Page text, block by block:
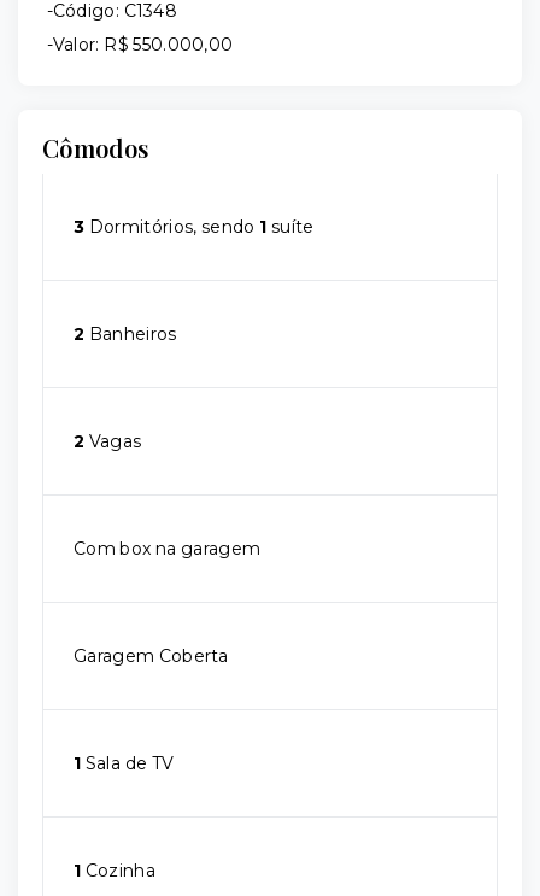
-Código: C1348
-Valor: R$ 550.000,00
Cômodos
3 Dormitórios, sendo 1 suíte
2 Banheiros
2 Vagas
Com box na garagem
Garagem Coberta
1 Sala de TV
1 Cozinha